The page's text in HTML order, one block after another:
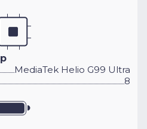
MediaTek Helio G99 Ultra
8